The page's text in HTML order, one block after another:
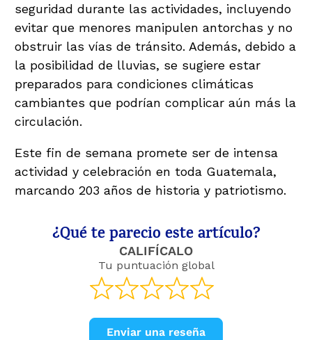
seguridad durante las actividades, incluyendo
evitar que menores manipulen antorchas y no
obstruir las vías de tránsito. Además, debido a
la posibilidad de lluvias, se sugiere estar
preparados para condiciones climáticas
cambiantes que podrían complicar aún más la
circulación.
Este fin de semana promete ser de intensa
actividad y celebración en toda Guatemala,
marcando 203 años de historia y patriotismo.
¿Qué te parecio este artículo?
CALIFÍCALO
Tu puntuación global
Enviar una reseña